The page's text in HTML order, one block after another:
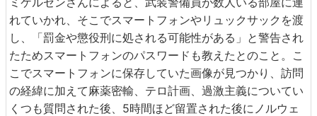
れていかれ、そこでスマートフォンやリュックサックを渡
し、「罰金や懲役刑に処される可能性がある」と警告され
たためスマートフォンのパスワードも教えたとのこと。こ
こでスマートフォンに保存していた画像が見つかり、訪問
の経緯に加えて麻薬密輸、テロ計画、過激主義についてい
くつも質問された後、5時間ほど留置された後にノルウェ